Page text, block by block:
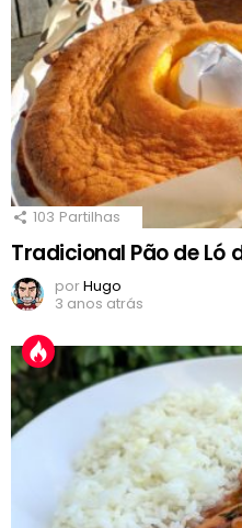
103 Partilhas
Tradicional Pão de Ló
porHugo
3 anos atrás